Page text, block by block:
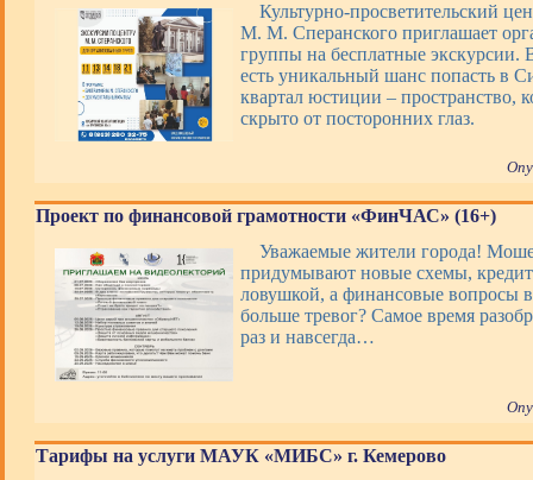
Культурно-просветительский
М. М. Сперанского приглашает
группы на бесплатные экскурсии.
есть уникальный шанс попасть в
квартал юстиции – пространство,
скрыто от посторонних глаз.
Проект по финансовой грамотности «ФинЧАС» (16+)
Уважаемые жители города!
придумывают новые схемы,
ловушкой, а финансовые вопросы
больше тревог? Самое время
раз и навсегда…
Тарифы на услуги МАУК «МИБС» г. Кемерово